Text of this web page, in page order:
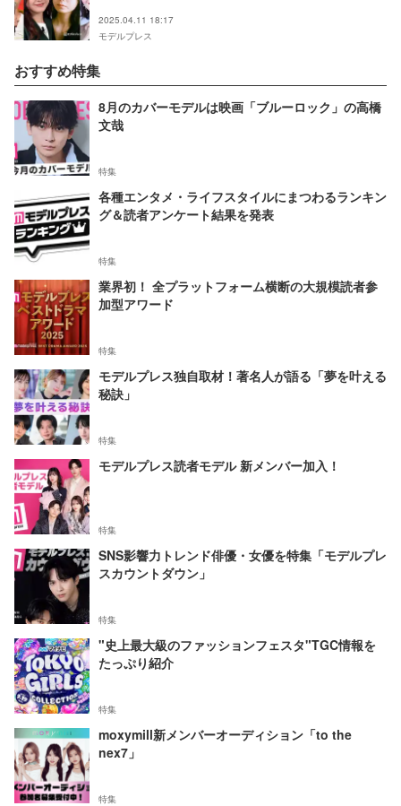
2025.04.11 18:17
モデルプレス
おすすめ特集
8月のカバーモデルは映画「ブルーロック」の高橋
文哉
特集
各種エンタメ・ライフスタイルにまつわるランキン
グ＆読者アンケート結果を発表
特集
業界初！ 全プラットフォーム横断の大規模読者参
加型アワード
特集
モデルプレス独自取材！著名人が語る「夢を叶える
秘訣」
特集
モデルプレス読者モデル 新メンバー加入！
特集
SNS影響力トレンド俳優・女優を特集「モデルプレ
スカウントダウン」
特集
"史上最大級のファッションフェスタ"TGC情報を
たっぷり紹介
特集
moxymill新メンバーオーディション「to the
nex7」
特集